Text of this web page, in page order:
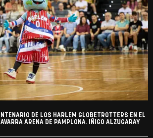
DE LOS HARLEM GLOBETROTTERS EN EL
ARENA DE PAMPLONA. IÑIGO ALZUGARAY